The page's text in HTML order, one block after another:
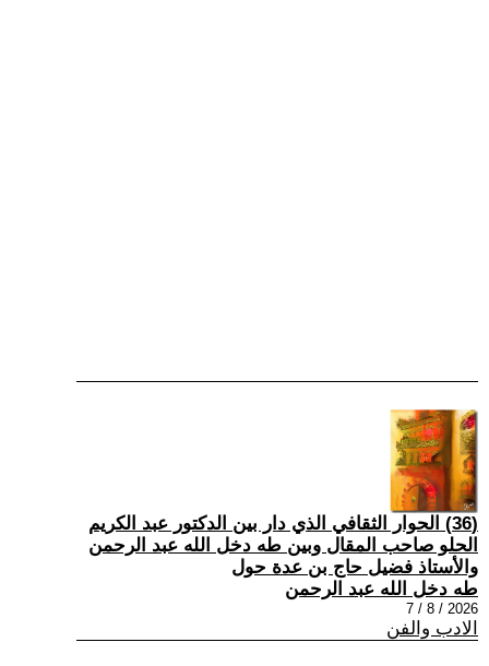
(36) الحوار الثقافي الذي دار بين الدكتور عبد الكريم
الحلو صاحب المقال وبين طه دخل الله عبد الرحمن
والأستاذ فضيل حاج بن عدة حول
طه دخل الله عبد الرحمن
2026 / 8 / 7
الادب والفن